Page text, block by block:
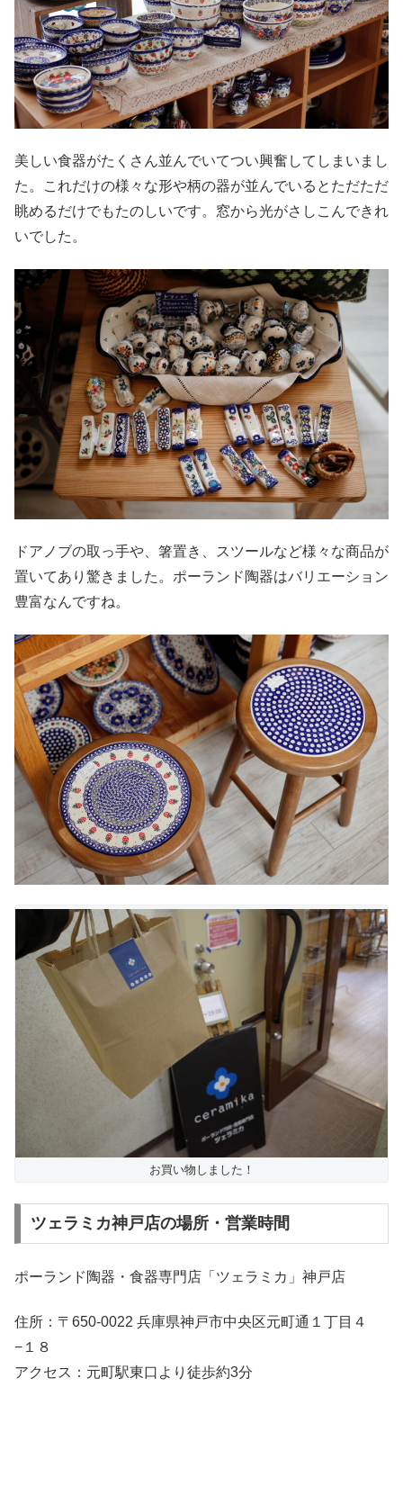
美しい食器がたくさん並んでいてつい興奮してしまいまし
た。これだけの様々な形や柄の器が並んでいるとただただ
眺めるだけでもたのしいです。窓から光がさしこんできれ
いでした。
ドアノブの取っ手や、箸置き、スツールなど様々な商品が
置いてあり驚きました。ポーランド陶器はバリエーション
豊富なんですね。
お買い物しました！
ツェラミカ神戸店の場所・営業時間
ポーランド陶器・食器専門店「ツェラミカ」神戸店
住所：〒650-0022 兵庫県神戸市中央区元町通１丁目４
−１８
アクセス：元町駅東口より徒歩約3分